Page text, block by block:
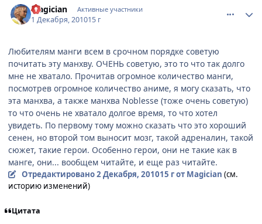
Magician Активные участники
1 Декабря, 201015 г
Любителям манги всем в срочном порядке советую
почитать эту манхву. ОЧЕНЬ советую, это то что так долго
мне не хватало. Прочитав огромное количество манги,
посмотрев огромное количество аниме, я могу сказать, что
эта манхва, а также манхва Noblesse (тоже очень советую)
то что очень не хватало долгое время, то что хотел
увидеть. По первому тому можно сказать что это хороший
сенен, но второй том выносит мозг, такой адреналин, такой
сюжет, такие герои. Особенно герои, они не такие как в
манге, они... вообщем читайте, и еще раз читайте.
Отредактировано2 Декабря, 201015 гот Magician (см.
историю изменений)
Цитата